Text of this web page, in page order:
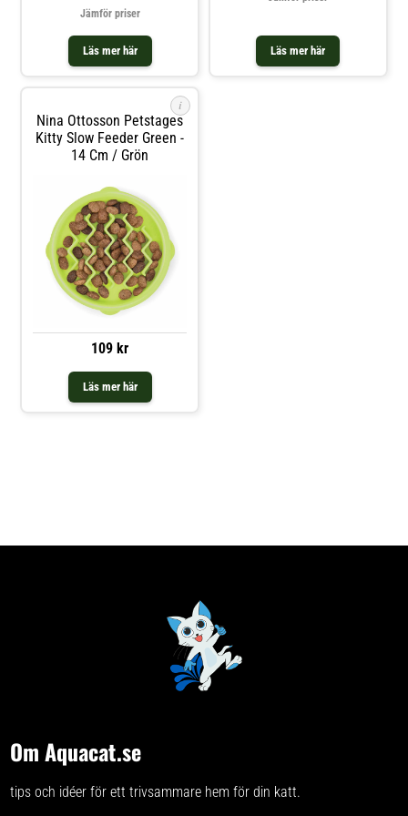
Fetala-fri: Tillverkad med
livsmedelssäkra material som du
kan lita på med din kattunge.Inga
Läs mer här
Jämför priser
Läs mer här
i
Nina Ottosson Petstages
Kitty Slow Feeder Green -
14 Cm / Grön
109 kr
Läs mer här
Om Aquacat.se
tips och idéer för ett trivsammare hem för din katt.